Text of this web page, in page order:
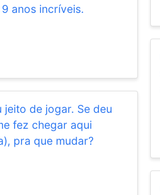
anos incríveis.
jeito de jogar. Se deu
fez chegar aqui
pra que mudar?